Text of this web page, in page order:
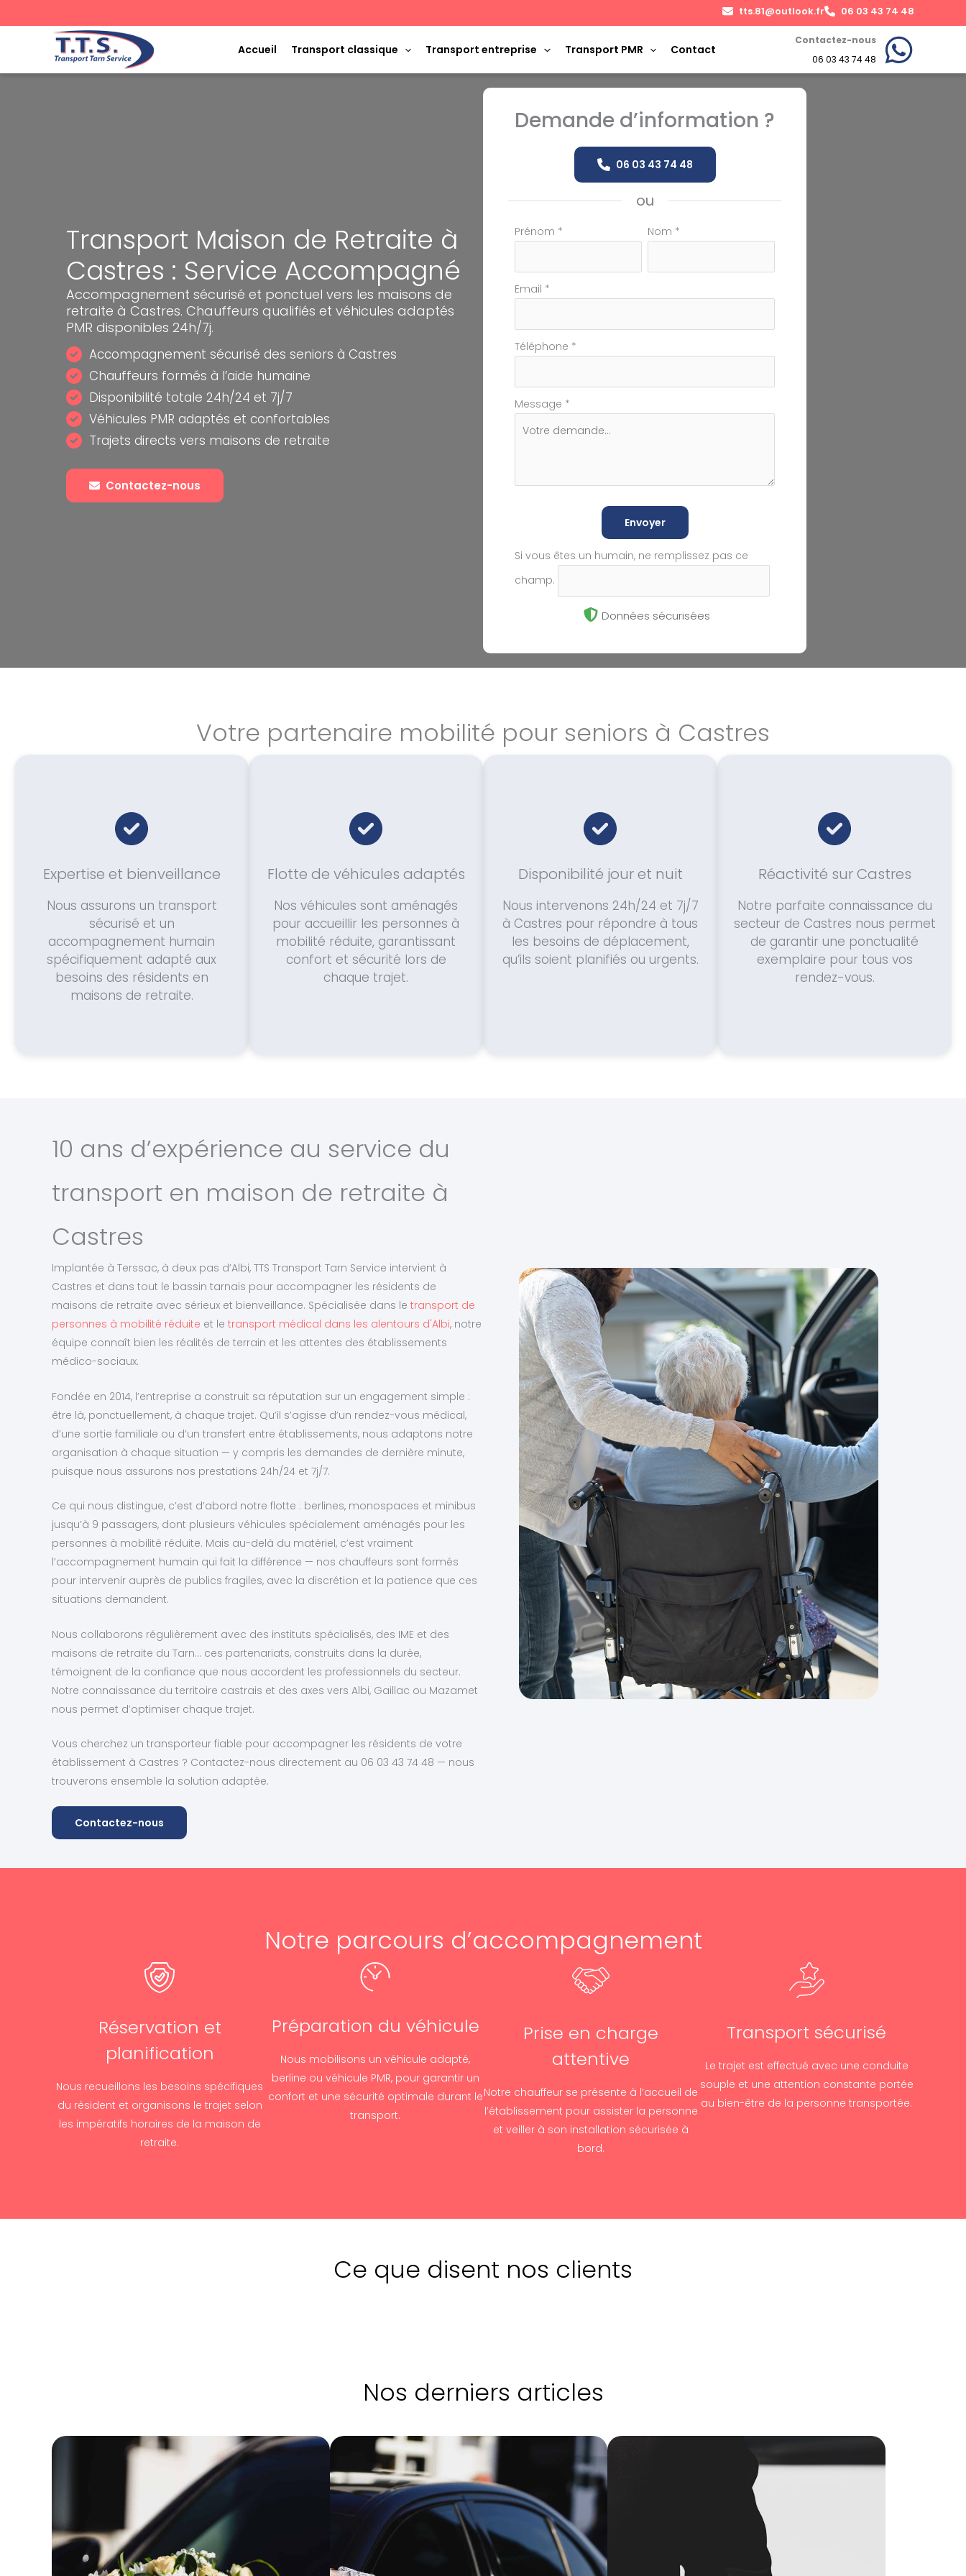
au
tts.81@outlook.fr 06 03 43 74 48
Accueil Transport classique Transport entreprise Transport PMR Contact
Contactez-nous
06 03 43 74 48
Transport Maison de Retraite à
Castres : Service Accompagné
Accompagnement sécurisé et ponctuel vers les maisons de
retraite à Castres. Chauffeurs qualifiés et véhicules adaptés
PMR disponibles 24h/7j.
Accompagnement sécurisé des seniors à Castres
Chauffeurs formés à l’aide humaine
Disponibilité totale 24h/24 et 7j/7
Véhicules PMR adaptés et confortables
Trajets directs vers maisons de retraite
Contactez-nous
Demande d’information ?
06 03 43 74 48
ou
Formulaire
téléphone
Prénom * Nom *
Email *
Téléphone *
Message *
Envoyer
Si vous êtes un humain, ne remplissez pas ce
champ.
Données sécurisées
Votre partenaire mobilité pour seniors à Castres
Expertise et bienveillance
Nous assurons un transport
sécurisé et un
accompagnement humain
spécifiquement adapté aux
besoins des résidents en
maisons de retraite.
Flotte de véhicules adaptés
Nos véhicules sont aménagés
pour accueillir les personnes à
mobilité réduite, garantissant
confort et sécurité lors de
chaque trajet.
Disponibilité jour et nuit
Nous intervenons 24h/24 et 7j/7
à Castres pour répondre à tous
les besoins de déplacement,
qu’ils soient planifiés ou urgents.
Réactivité sur Castres
Notre parfaite connaissance du
secteur de Castres nous permet
de garantir une ponctualité
exemplaire pour tous vos
rendez-vous.
10 ans d’expérience au service du
transport en maison de retraite à
Castres
Implantée à Terssac, à deux pas d’Albi, TTS Transport Tarn Service intervient à
Castres et dans tout le bassin tarnais pour accompagner les résidents de
maisons de retraite avec sérieux et bienveillance. Spécialisée dans le transport de
personnes à mobilité réduite et le transport médical dans les alentours d'Albi, notre
équipe connaît bien les réalités de terrain et les attentes des établissements
médico-sociaux.
Fondée en 2014, l’entreprise a construit sa réputation sur un engagement simple :
être là, ponctuellement, à chaque trajet. Qu’il s’agisse d’un rendez-vous médical,
d’une sortie familiale ou d’un transfert entre établissements, nous adaptons notre
organisation à chaque situation — y compris les demandes de dernière minute,
puisque nous assurons nos prestations 24h/24 et 7j/7.
Ce qui nous distingue, c’est d’abord notre flotte : berlines, monospaces et minibus
jusqu’à 9 passagers, dont plusieurs véhicules spécialement aménagés pour les
personnes à mobilité réduite. Mais au-delà du matériel, c’est vraiment
l’accompagnement humain qui fait la différence — nos chauffeurs sont formés
pour intervenir auprès de publics fragiles, avec la discrétion et la patience que ces
situations demandent.
Nous collaborons régulièrement avec des instituts spécialisés, des IME et des
maisons de retraite du Tarn… ces partenariats, construits dans la durée,
témoignent de la confiance que nous accordent les professionnels du secteur.
Notre connaissance du territoire castrais et des axes vers Albi, Gaillac ou Mazamet
nous permet d’optimiser chaque trajet.
Vous cherchez un transporteur fiable pour accompagner les résidents de votre
établissement à Castres ? Contactez-nous directement au 06 03 43 74 48 — nous
trouverons ensemble la solution adaptée.
Contactez-nous
Notre parcours d’accompagnement
Réservation et
planification
Nous recueillons les besoins spécifiques
du résident et organisons le trajet selon
les impératifs horaires de la maison de
retraite.
Préparation du véhicule
Nous mobilisons un véhicule adapté,
berline ou véhicule PMR, pour garantir un
confort et une sécurité optimale durant le
transport.
Prise en charge
attentive
Notre chauffeur se présente à l’accueil de
l’établissement pour assister la personne
et veiller à son installation sécurisée à
bord.
Transport sécurisé
Le trajet est effectué avec une conduite
souple et une attention constante portée
au bien-être de la personne transportée.
Ce que disent nos clients
Nos derniers articles